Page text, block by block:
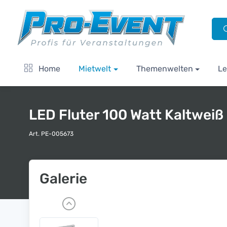
Home Mietwelt Themenwelten
LED Fluter 100 Watt Kaltweiß
Art. PE-005673
Galerie
P
r